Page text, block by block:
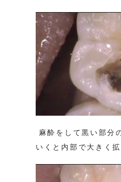
麻酔をして黒い部分
いくと内部で大きく